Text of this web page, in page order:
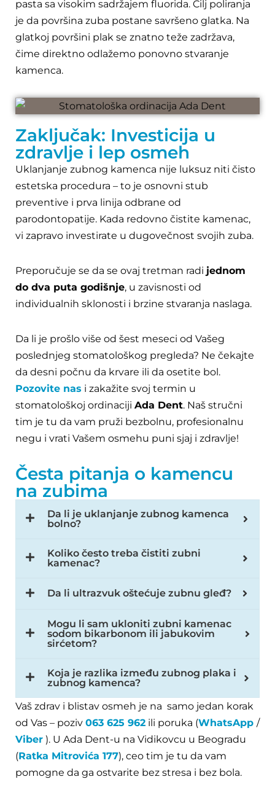
pasta sa visokim sadržajem fluorida. Cilj poliranja
je da površina zuba postane savršeno glatka. Na
glatkoj površini plak se znatno teže zadržava,
čime direktno odlažemo ponovno stvaranje
kamenca.
Zaključak: Investicija u
zdravlje i lep osmeh
Uklanjanje zubnog kamenca nije luksuz niti čisto
estetska procedura – to je osnovni stub
preventive i prva linija odbrane od
parodontopatije. Kada redovno čistite kamenac,
vi zapravo investirate u dugovečnost svojih zuba.
Preporučuje se da se ovaj tretman radi jednom
do dva puta godišnje, u zavisnosti od
individualnih sklonosti i brzine stvaranja naslaga.
Da li je prošlo više od šest meseci od Vašeg
poslednjeg stomatološkog pregleda? Ne čekajte
da desni počnu da krvare ili da osetite bol.
Pozovite nas i zakažite svoj termin u
stomatološkoj ordinaciji Ada Dent. Naš stručni
tim je tu da vam pruži bezbolnu, profesionalnu
negu i vrati Vašem osmehu puni sjaj i zdravlje!
Česta pitanja o kamencu
na zubima
Da li je uklanjanje zubnog kamenca
bolno?
Koliko često treba čistiti zubni
kamenac?
Da li ultrazvuk oštećuje zubnu gleđ?
Mogu li sam ukloniti zubni kamenac
sodom bikarbonom ili jabukovim
sirćetom?
Koja je razlika između zubnog plaka i
zubnog kamenca?
Vaš zdrav i blistav osmeh je na samo jedan korak
od Vas – poziv 063 625 962 ili poruka (WhatsApp /
Viber ). U Ada Dent-u na Vidikovcu u Beogradu
(Ratka Mitrovića 177), ceo tim je tu da vam
pomogne da ga ostvarite bez stresa i bez bola.